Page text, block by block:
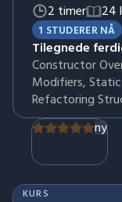
2 timer 24
1 STUDERER NÅ
Tilegnede
Constructor
Modifiers,
Refactoring
ny
KURS